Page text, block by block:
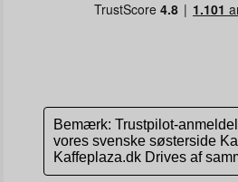
Bemærk: Trustpilot-
vores svenske søsterside
Kaffeplaza.dk Drives af